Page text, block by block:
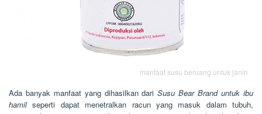
manfaat susu beruang untuk janin
Ada banyak manfaat yang dihasilkan dariSusu Bear Brand untuk ibu
hamilseperti dapat menetralkan racun yang masuk dalam tubuh,